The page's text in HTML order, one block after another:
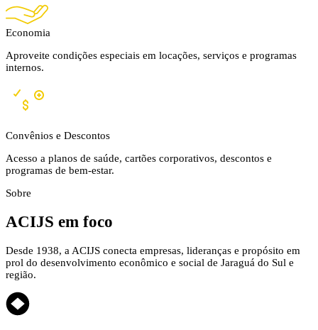
Economia
Aproveite condições especiais em locações, serviços e programas
internos.
Convênios e Descontos
Acesso a planos de saúde, cartões corporativos, descontos e
programas de bem-estar.
Sobre
ACIJS em foco
Desde 1938, a ACIJS conecta empresas, lideranças e propósito em
prol do desenvolvimento econômico e social de Jaraguá do Sul e
região.